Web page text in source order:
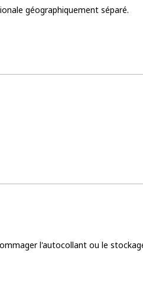
géographiquement séparé.
l'autocollant ou le